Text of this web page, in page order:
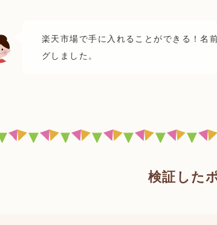
楽天市場で手に入れることができる！名
グしました。
検証した